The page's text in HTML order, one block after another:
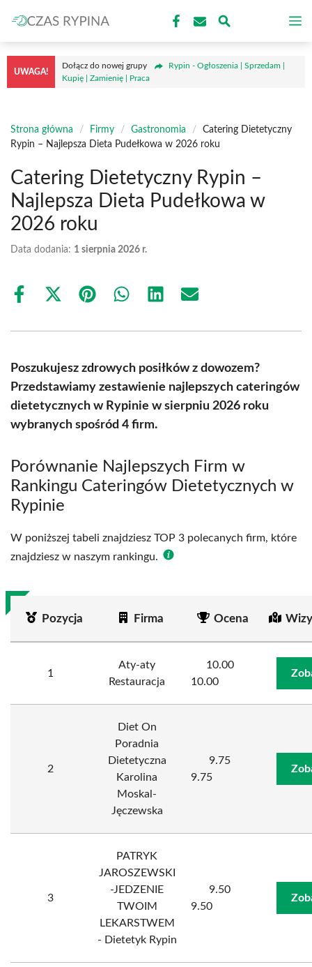
do
treści
UWAGA!
Dołącz do nowej grupy
Rypin - Ogłoszenia | Sprzedam |
Kupię | Zamienię | Praca
Strona główna / Firmy / Gastronomia /
Catering Dietetyczny
Rypin – Najlepsza Dieta Pudełkowa w 2026 roku
Catering Dietetyczny Rypin –
Najlepsza Dieta Pudełkowa w
2026 roku
Data dodania: 1 sierpnia 2026 r.
Share
Share
(Twitter)
Share Share Share Share
Poszukujesz zdrowych posiłków z dowozem?
Przedstawiamy zestawienie najlepszych cateringów
dietetycznych w Rypinie w sierpniu 2026 roku
wybranych spośród 4 firm.
Porównanie Najlepszych Firm w
Rankingu Cateringów Dietetycznych w
Rypinie
W poniższej tabeli znajdziesz TOP 3 polecanych firm, które
znajdziesz w naszym rankingu.
Pozycja Firma Ocena
1
Aty-aty
Restauracja
10.00
10.00
2
Diet On
Poradnia
Dietetyczna
Karolina
Moskal-
Jęczewska
9.75
9.75
3
PATRYK
JAROSZEWSKI
-JEDZENIE
TWOIM
LEKARSTWEM
- Dietetyk Rypin
9.50
9.50